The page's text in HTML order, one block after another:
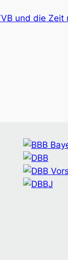
und die Zeit